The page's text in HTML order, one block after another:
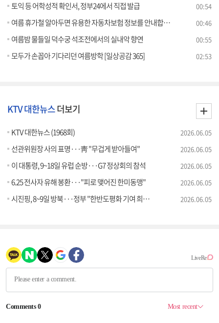
토익 등 어학성적 확인서, 정부24에서 직접 발급 00:54
여름 휴가철 알아두면 유용한 자동차보험 정보를 안내합니다 00:46
여름밤 물들일 덕수궁 석조전에서의 실내악 향연 00:55
모두가 손꼽아 기다리던 여름방학 [일상공감 365] 02:53
KTV 대한뉴스더보기
KTV 대한뉴스 (1968회) 2026.06.05
선관위원장 사의 표명···靑 "무겁게 받아들여" 2026.06.05
이 대통령, 9~18일 유럽 순방···G7 정상회의 참석 2026.06.05
6.25 전사자 유해 봉환···"피로 맺어진 한미동맹" 2026.06.05
시진핑, 8~9일 방북···정부 "한반도평화 기여 희망" 2026.06.05